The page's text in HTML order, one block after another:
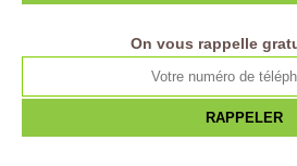
On vous rappelle